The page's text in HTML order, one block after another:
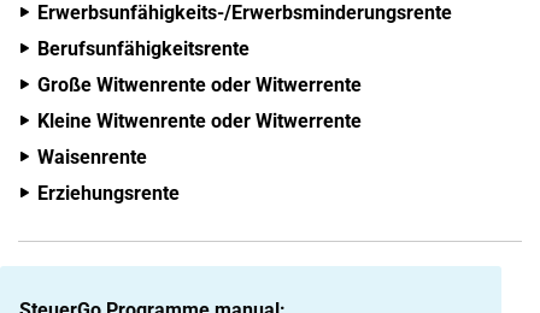
Erwerbsunfähigkeits-/Erwerbsminderungsrente
Berufsunfähigkeitsrente
Große Witwenrente oder Witwerrente
Kleine Witwenrente oder Witwerrente
Waisenrente
Erziehungsrente